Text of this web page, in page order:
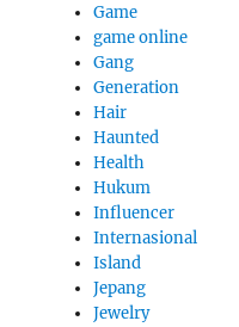
Game
game online
Gang
Generation
Hair
Haunted
Health
Hukum
Influencer
Internasional
Island
Jepang
Jewelry